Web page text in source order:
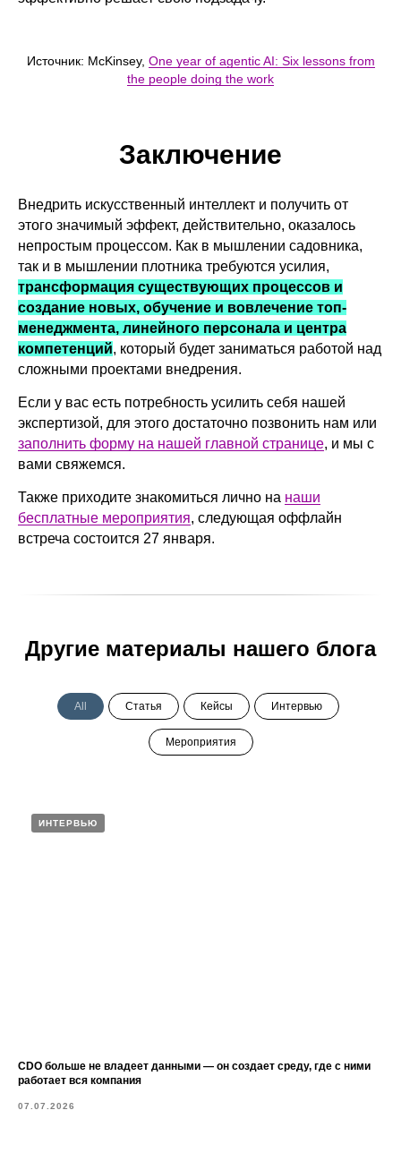
Источник: McKinsey, One year of agentic AI: Six lessons from
the people doing the work
Заключение
Внедрить искусственный интеллект и получить от
этого значимый эффект, действительно, оказалось
непростым процессом. Как в мышлении садовника,
так и в мышлении плотника требуются усилия,
трансформация существующих процессов и
создание новых, обучение и вовлечение топ-
менеджмента, линейного персонала и центра
компетенций, который будет заниматься работой над
сложными проектами внедрения.
Если у вас есть потребность усилить себя нашей
экспертизой, для этого достаточно позвонить нам или
заполнить форму на нашей главной странице, и мы с
вами свяжемся.
Также приходите знакомиться лично на наши
бесплатные мероприятия, следующая оффлайн
встреча состоится 27 января.
Другие материалы нашего блога
All Статья Кейсы Интервью
Мероприятия
ИНТЕРВЬЮ
CDO больше не владеет данными — он создает среду, где с ними
работает вся компания
07.07.2026